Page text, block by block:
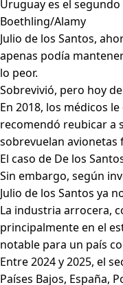
Uruguay es el
Boethling/Alamy
Julio de los Santos,
apenas podía
lo peor.
Sobrevivió, pero hoy
En 2018, los médicos
recomendó reubicar a
sobrevuelan avionetas
El caso de De los
Sin embargo, según
Julio de los Santos ya
La industria arrocera,
principalmente en el
notable para un país
Entre 2024 y 2025, el
Países Bajos, España,